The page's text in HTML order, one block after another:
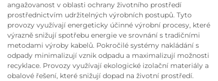
angažovanost v oblasti ochrany životního prostředí
prostřednictvím udržitelných výrobních postupů. Tyto
provozy využívají energeticky účinné výrobní procesy, které
výrazně snižují spotřebu energie ve srovnání s tradičními
metodami výroby kabelů. Pokročilé systémy nakládání s
odpady minimalizují vznik odpadu a maximalizují možnosti
recyklace. Provozy využívají ekologické izolační materiály a
obalové řešení, které snižují dopad na životní prostředí.